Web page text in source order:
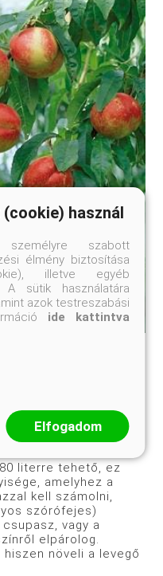
átlagosnak
termő fa heti
literre tehető, ez
amelyhez a
kell számolni,
szórófejes)
vagy a
elpárolog.
növeli a levegő
használ
személyre szabott
élmény biztosítása
illetve egyéb
A sütik használatára
azok testreszabási
ide kattintva
Elfogadom